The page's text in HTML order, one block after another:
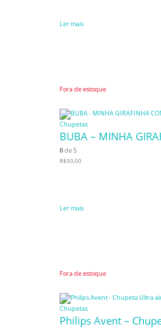
Ler mais
Fora de estoque
Chupetas
BUBA – MINHA
0de 5
R$50,00
Ler mais
Fora de estoque
Chupetas
Philips Avent –